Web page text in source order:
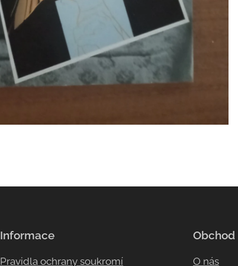
Informace
Pravidla ochrany soukromí
Obchod
O nás